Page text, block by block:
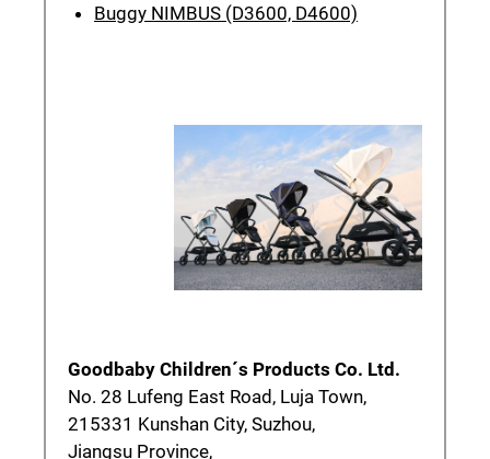
Buggy NIMBUS (D3600, D4600)
Goodbaby Children´s Products Co. Ltd.
No. 28 Lufeng East Road, Luja Town,
215331 Kunshan City, Suzhou,
Jiangsu Province,